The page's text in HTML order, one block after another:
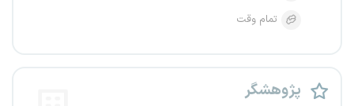
تمام وقت
پژوهشگر